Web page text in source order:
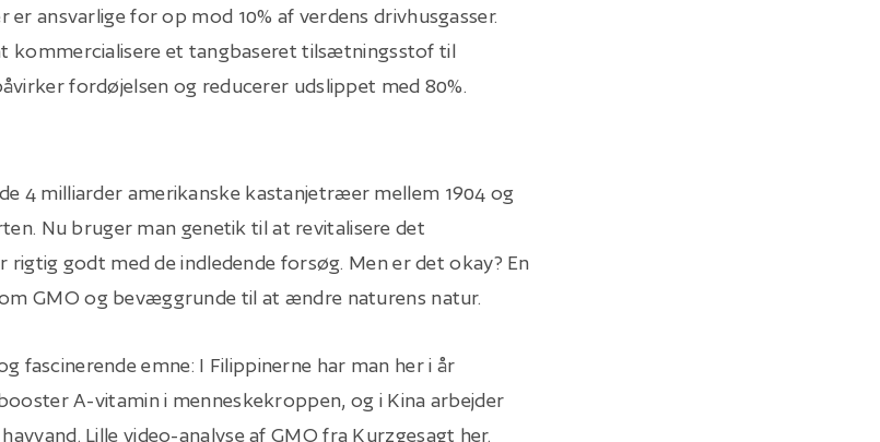
ansvarlige for op mod 10% af verdens drivhusgasser.
kommercialisere et tangbaseret tilsætningsstof til
fordøjelsen og reducerer udslippet med 80%.
4 milliarder amerikanske kastanjetræer mellem 1904 og
Nu bruger man genetik til at revitalisere det
godt med de indledende forsøg. Men er det okay? En
GMO og bevæggrunde til at ændre naturens natur.
fascinerende emne: I Filippinerne har man her i år
A-vitamin i menneskekroppen, og i Kina arbejder
. Lille video-analyse af GMO fra Kurzgesagt her.